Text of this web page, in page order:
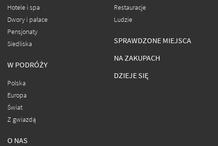
Hotele i spa
Dwory i pałace
Pensjonaty
Siedliska
W PODRÓŻY
Polska
Europa
Świat
Z gwiazdą
Restauracje
Ludzie
SPRAWDZONE MIEJSCA
NA ZAKUPACH
DZIEJE SIĘ
O NAS